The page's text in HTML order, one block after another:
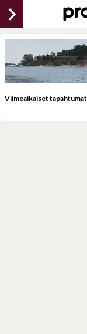
chevron_right
Viimeaikaiset tapahtumat